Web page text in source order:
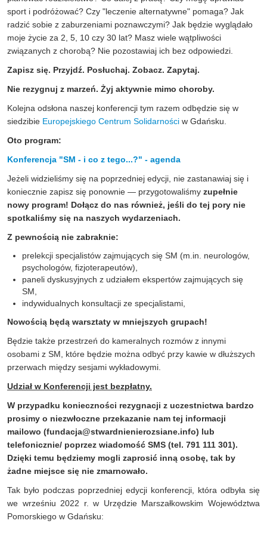
sport i podróżować? Czy "leczenie alternatywne" pomaga? Jak
radzić sobie z zaburzeniami poznawczymi? Jak będzie wyglądało
moje życie za 2, 5, 10 czy 30 lat? Masz wiele wątpliwości
związanych z chorobą? Nie pozostawiaj ich bez odpowiedzi.
Zapisz się. Przyjdź. Posłuchaj. Zobacz. Zapytaj.
Nie rezygnuj z marzeń. Żyj aktywnie mimo choroby.
Kolejna odsłona naszej konferencji tym razem odbędzie się w
siedzibie Europejskiego Centrum Solidarności w Gdańsku.
Oto program:
Konferencja "SM - i co z tego...?" - agenda
Jeżeli widzieliśmy się na poprzedniej edycji, nie zastanawiaj się i
koniecznie zapisz się ponownie — przygotowaliśmy zupełnie
nowy program! Dołącz do nas również, jeśli do tej pory nie
spotkaliśmy się na naszych wydarzeniach.
Z pewnością nie zabraknie:
prelekcji specjalistów zajmujących się SM (m.in. neurologów,
psychologów, fizjoterapeutów),
paneli dyskusyjnych z udziałem ekspertów zajmujących się
SM,
indywidualnych konsultacji ze specjalistami,
Nowością będą warsztaty w mniejszych grupach!
Będzie także przestrzeń do kameralnych rozmów z innymi
osobami z SM, które będzie można odbyć przy kawie w dłuższych
przerwach między sesjami wykładowymi.
Udział w Konferencji jest bezpłatny.
W przypadku konieczności rezygnacji z uczestnictwa bardzo
prosimy o niezwłoczne przekazanie nam tej informacji
mailowo (fundacja@stwardnienierozsiane.info) lub
telefonicznie/ poprzez wiadomość SMS (tel. 791 111 301).
Dzięki temu będziemy mogli zaprosić inną osobę, tak by
żadne miejsce się nie zmarnowało.
Tak było podczas poprzedniej edycji konferencji, która odbyła się
we wrześniu 2022 r. w Urzędzie Marszałkowskim Województwa
Pomorskiego w Gdańsku: